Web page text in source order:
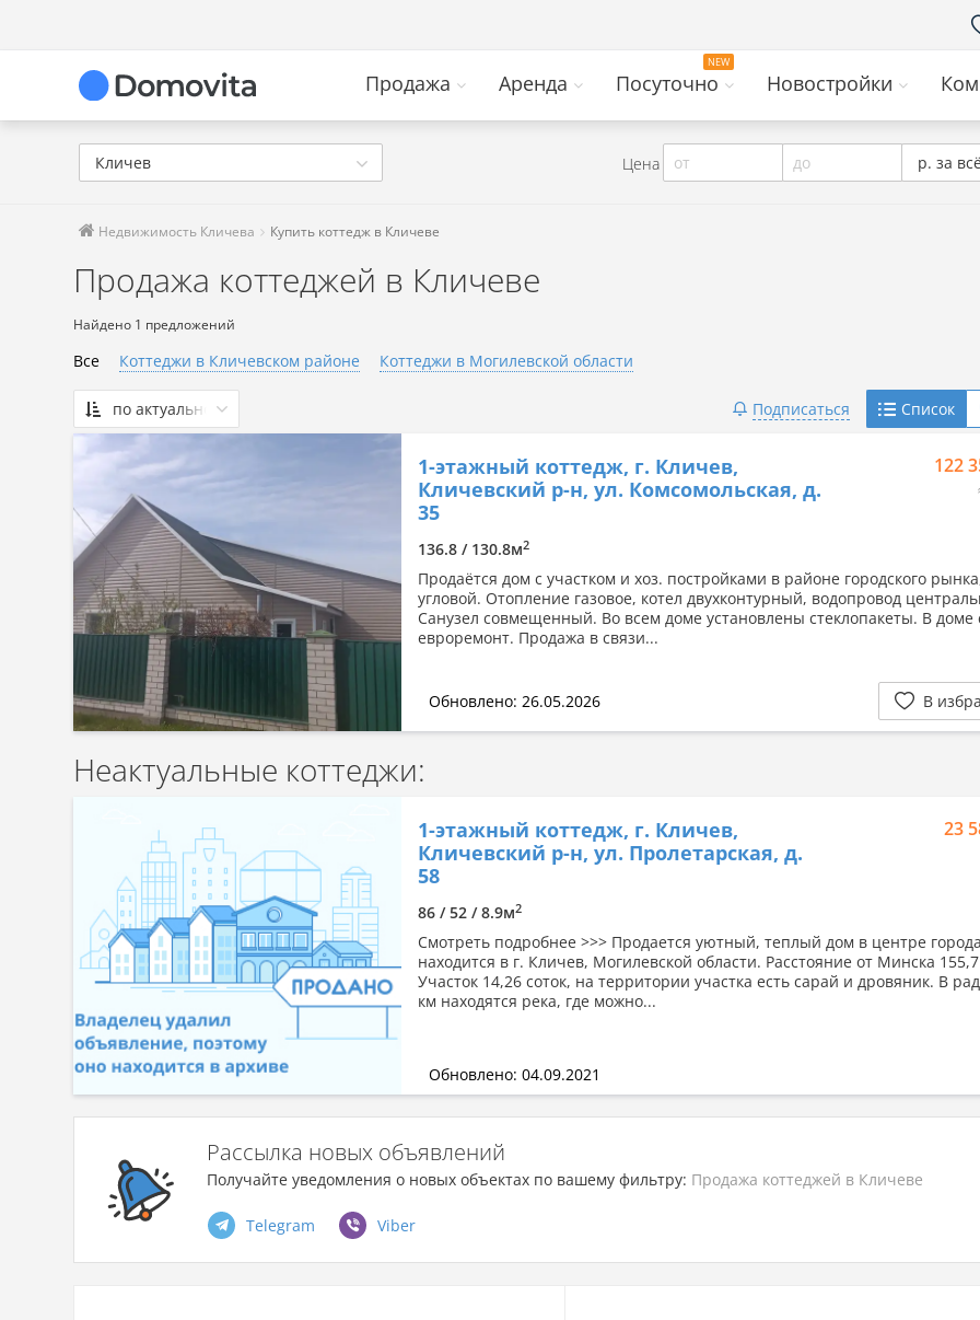
Продажа Аренда Посуточно Новостройки
Кличев Цена от до р. за
Недвижимость Кличева Купить коттедж в Кличеве
Продажа коттеджей в Кличеве
Найдено 1 предложений
Все Коттеджи в Кличевском районе Коттеджи в Могилевской области
по актуальности
По актуальности
Сначала дешевые
Сначала дорогие
По комнатности: большая →
малая
По комнатности: малая →
большая
По площади: большая → малая
По площади: малая → большая
Подписаться Список
1-этажный коттедж, г. Кличев,
Кличевский р-н, ул. Комсомольская, д.
35
122
136.8 / 130.8м2
Продаётся дом с участком и хоз. постройками в районе городского
угловой. Отопление газовое, котел двухконтурный, водопровод
Санузел совмещенный. Во всем доме установлены стеклопакеты. В доме
евроремонт. Продажа в связи...
Обновлено: 26.05.2026 В
Неактуальные коттеджи:
1-этажный коттедж, г. Кличев,
Кличевский р-н, ул. Пролетарская, д.
58
23
86 / 52 / 8.9м2
Смотреть подробнее >>> Продается уютный, теплый дом в центре
находится в г. Кличев, Могилевской области. Расстояние от Минска
Участок 14,26 соток, на территории участка есть сарай и дровяник. В
км находятся река, где можно...
Обновлено: 04.09.2021
Рассылка новых объявлений
Получайте уведомления о новых объектах по вашему фильтру: Продажа коттеджей в Кличеве
Telegram Viber